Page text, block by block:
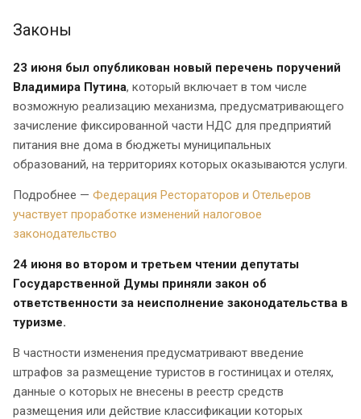
Законы
23 июня был опубликован новый перечень поручений
Владимира Путина, который включает в том числе
возможную реализацию механизма, предусматривающего
зачисление фиксированной части НДС для предприятий
питания вне дома в бюджеты муниципальных
образований, на территориях которых оказываются услуги.
Подробнее — Федерация Рестораторов и Отельеров
участвует проработке изменений налоговое
законодательство
24 июня во втором и третьем чтении депутаты
Государственной Думы приняли закон об
ответственности за неисполнение законодательства в
туризме.
В частности изменения предусматривают введение
штрафов за размещение туристов в гостиницах и отелях,
данные о которых не внесены в реестр средств
размещения или действие классификации которых